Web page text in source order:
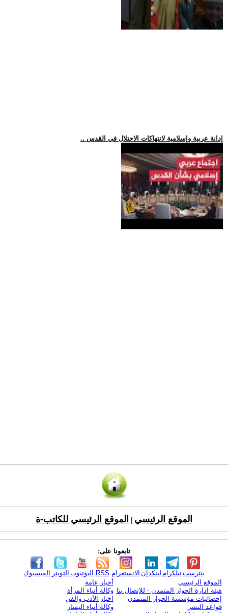
.. إدانة عربية وإسلامية لانتهاكات الاحتلال في القدس
الموقع الرئيسي الموقع الرئيسي للكاتب-ة
تابعونا على:
الفيسبوك التويتر اليوتيوب RSS الانستغرام لينكدإن تيلكرامبنترست
الموقع الرئيسي
هيئة ادارة الحوار المتمدن - للإتصال بنا
إحصائيات مؤسسة الحوار المتمدن
قواعد النشر
أخبار عامة
وكالة أنباء المرأة
اخبار الأدب والفن
وكالة أنباء اليسار